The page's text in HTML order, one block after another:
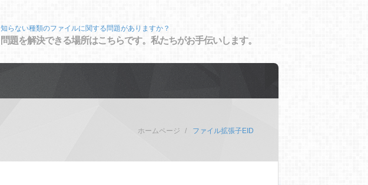
知らない種類のファイルに関する問題がありますか？
問題を解決できる場所はこちらです。私たちがお手伝いします。
ホームページ ファイル拡張子EID